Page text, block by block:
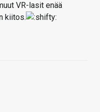
VR-lasit enää
kiitos.